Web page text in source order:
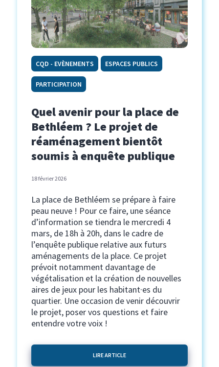
CQD - EVÈNEMENTS ESPACES PUBLICS
PARTICIPATION
Quel avenir pour la place de
Bethléem ? Le projet de
réaménagement bientôt
soumis à enquête publique
18 février 2026
La place de Bethléem se prépare à faire
peau neuve ! Pour ce faire, une séance
d’information se tiendra le mercredi 4
mars, de 18h à 20h, dans le cadre de
l’enquête publique relative aux futurs
aménagements de la place. Ce projet
prévoit notamment davantage de
végétalisation et la création de nouvelles
aires de jeux pour les habitant·es du
quartier. Une occasion de venir découvrir
le projet, poser vos questions et faire
entendre votre voix !
LIRE ARTICLE